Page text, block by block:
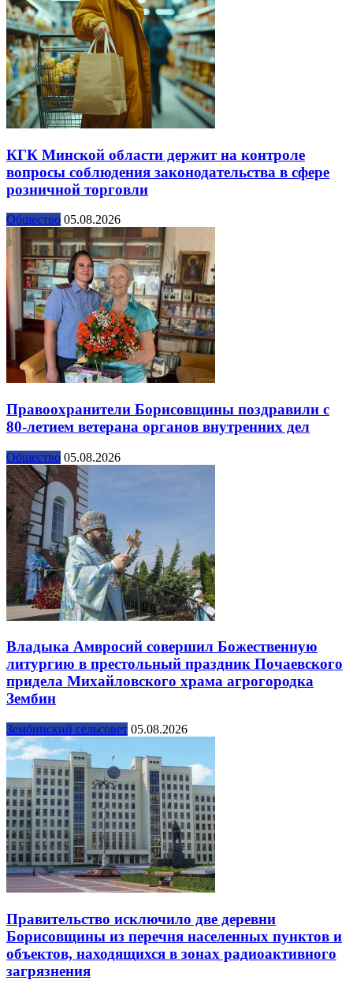
КГК Минской области держит на контроле
вопросы соблюдения законодательства в сфере
розничной торговли
Общество 05.08.2026
Правоохранители Борисовщины поздравили с
80-летием ветерана органов внутренних дел
Общество 05.08.2026
Владыка Амвросий совершил Божественную
литургию в престольный праздник Почаевского
придела Михайловского храма агрогородка
Зембин
Зембинский сельсовет 05.08.2026
Правительство исключило две деревни
Борисовщины из перечня населенных пунктов и
объектов, находящихся в зонах радиоактивного
загрязнения